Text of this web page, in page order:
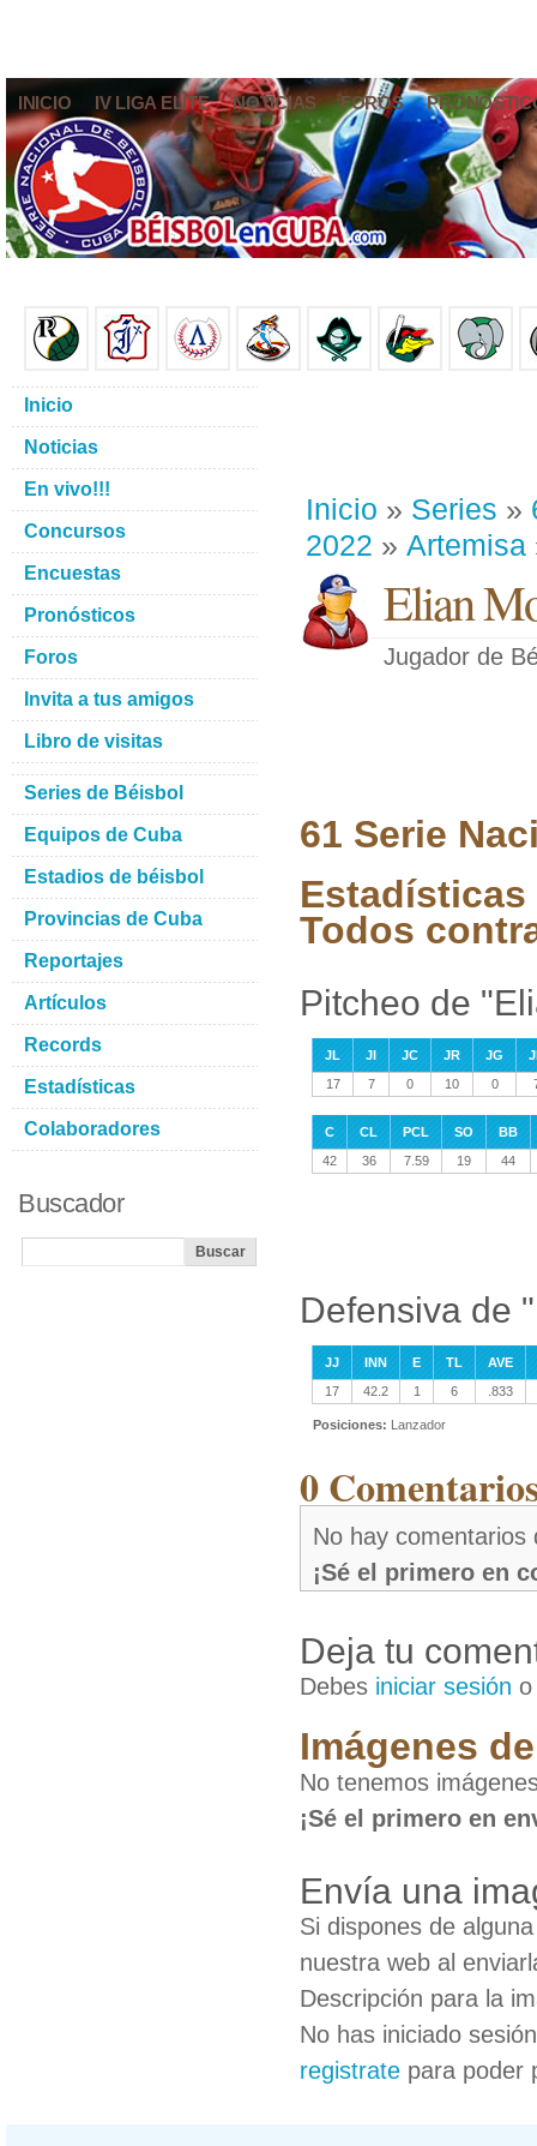
INICIO IV LIGA ELITE NOTICIAS FOROS
Inicio » Series »
2022 » Artemisa
Elian
Jugador de
61 Serie
Estadísticas
Todos
Pitcheo de
JL JI JC JR JG
17
7 0 10 0
C CL PCL SO
BB
42
36 7.59 19 44
Defensiva de
JJ INN E TL
AVE
17
42.2 1 6 .833
Posiciones: Lanzador
0
No hay comentarios
¡Sé el primero en
Deja tu
Debes iniciar sesión
Imágenes
No tenemos
¡Sé el primero en
Envía una
Si dispones de
nuestra web al
Descripción para la
No has iniciado
registrate para poder
Inicio
Noticias
En vivo!!!
Concursos
Encuestas
Pronósticos
Foros
Invita a tus amigos
Libro de visitas
Series de Béisbol
Equipos de Cuba
Estadios de béisbol
Provincias de Cuba
Reportajes
Artículos
Records
Estadísticas
Colaboradores
Buscador